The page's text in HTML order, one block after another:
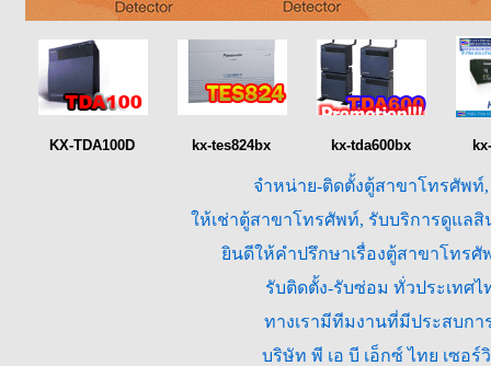
KX-TDA100D kx-tes824bx kx-tda600bx
จำหน่าย-ติดตั้งตู้สาขาโทรศัพ
ให้เช่าตู้สาขาโทรศัพท์, รับบริการดูแล
ยินดีให้คำปรึกษาเรื่องตู้สาขาโทร
รับติดตั้ง-รับซ่อม ทั่วประเทศ
ทางเรามีทีมงานที่มีประสบกา
บริษัท พี เอ บี เอ็กซ์ ไทย เซอ